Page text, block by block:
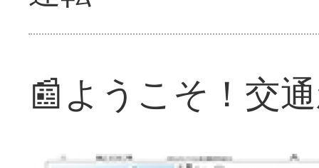
📰ようこそ！交